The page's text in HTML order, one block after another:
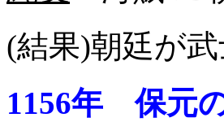
(結果)朝廷が
1156年 保元